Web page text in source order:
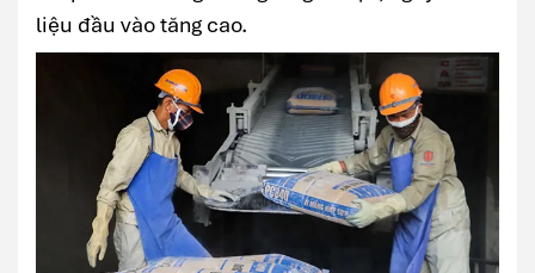
liệu đầu vào tăng cao.